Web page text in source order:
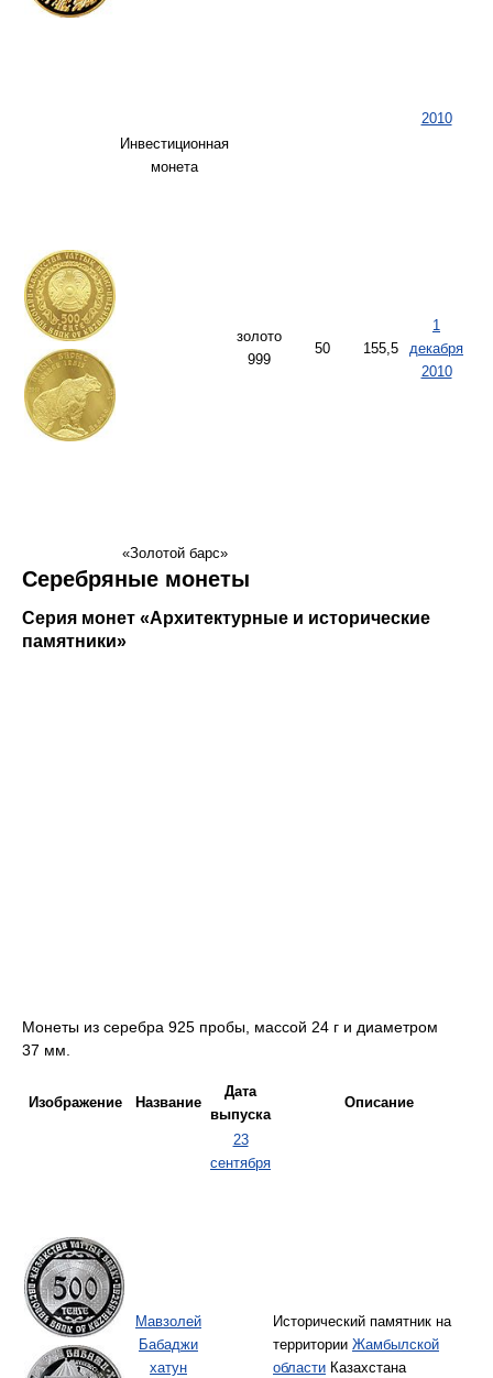
2010
Инвестиционная
монета
«Золотой барс»
золото
999
50 155,5
1
декабря
2010
Серебряные монеты
Серия монет «Архитектурные и исторические
памятники»
Монеты из серебра 925 пробы, массой 24 г и диаметром
37 мм.
Изображение Название
Дата
выпуска
Описание
Мавзолей
Бабаджи
хатун
23
сентября
Исторический памятник на
территории Жамбылской
области Казахстана